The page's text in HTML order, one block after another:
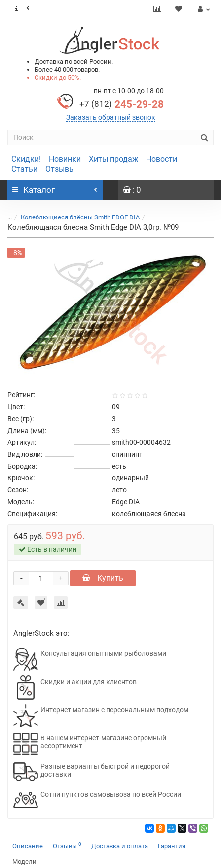
Доставка по всей России.
Более 40 000 товаров.
Скидки до 50%.
пн-пт с 10-00 до 18-00
+7 (812) 245-29-28
Заказать обратный звонок
Скидки! Новинки Хиты продаж
Новости
Статьи
Отзывы
Каталог : 0
... Колеблющиеся блёсны Smith EDGE DIA
Колеблющаяся блесна Smith Edge DIA 3,0гр. №09
- 8%
Рейтинг:
Цвет:
09
Вес (гр):
3
Длина (мм):
35
Артикул:
smith00-00004632
Вид ловли:
спиннинг
Бородка:
есть
Крючок:
одинарный
Сезон:
лето
Модель:
Edge DIA
Спецификация:
колеблющаяся блесна
645 руб. 593 руб.
Есть в наличии
+
- Купить
AnglerStock это:
Консультация опытными рыболовами
Скидки и акции для клиентов
Интернет магазин с персональным подходом
В нашем интернет-магазине огромный
ассортимент
Разные варианты быстрой и недорогой
доставки
Сотни пунктов самовывоза по всей России
Описание Отзывы 0 Доставка и оплата Гарантия
Модели